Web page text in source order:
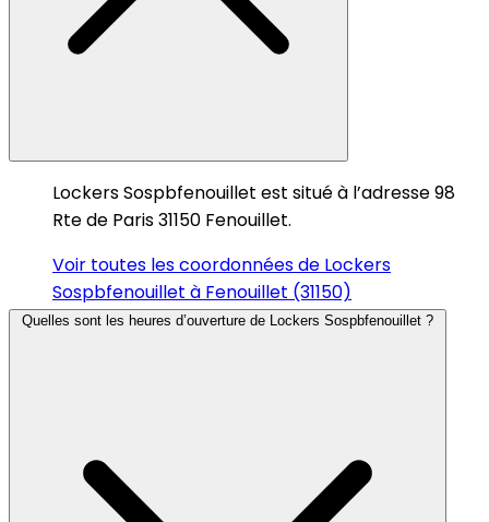
Lockers Sospbfenouillet est situé à l’adresse 98
Rte de Paris 31150 Fenouillet.
Voir toutes les coordonnées de Lockers
Sospbfenouillet à Fenouillet (31150)
Quelles sont les heures d’ouverture de Lockers Sospbfenouillet ?